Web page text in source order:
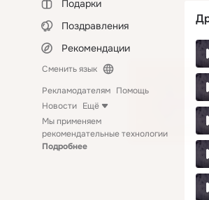
Подарки
Поздравления
Рекомендации
Сменить язык
Рекламодателям Помощь
Новости Ещё
Мы применяем
рекомендательные технологии
Подробнее